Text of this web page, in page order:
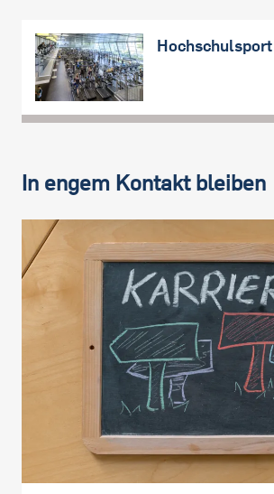
In engem Kontakt bleiben